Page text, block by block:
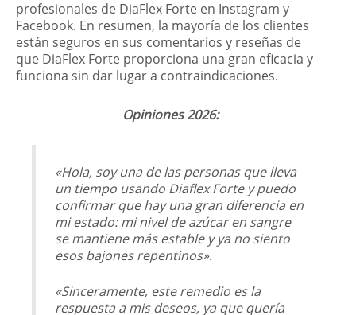
profesionales de DiaFlex Forte en Instagram y
Facebook. En resumen, la mayoría de los clientes
están seguros en sus comentarios y reseñas de
que DiaFlex Forte proporciona una gran eficacia y
funciona sin dar lugar a contraindicaciones.
Opiniones 2026:
«Hola, soy una de las personas que lleva
un tiempo usando Diaflex Forte y puedo
confirmar que hay una gran diferencia en
mi estado: mi nivel de azúcar en sangre
se mantiene más estable y ya no siento
esos bajones repentinos».
«Sinceramente, este remedio es la
respuesta a mis deseos, ya que quería